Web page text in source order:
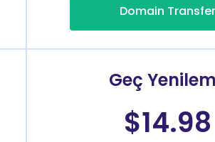
Domain Transfer
Geç
$14.98